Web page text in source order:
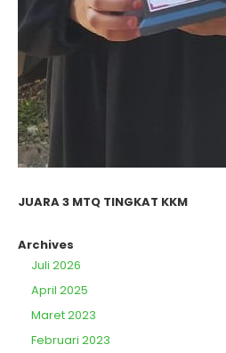
JUARA 3 MTQ TINGKAT KKM
Archives
Juli 2026
April 2025
Maret 2023
Februari 2023